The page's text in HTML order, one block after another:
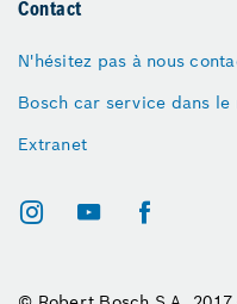
Contact
N'hésitez pas à nous
Bosch car service dans le
Extranet